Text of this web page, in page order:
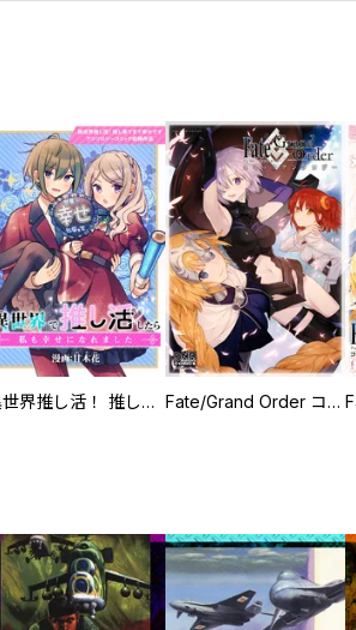
異世界推し活！ 推し事できて幸せですアンソロジーコミック（単話版） Fate/Grand Order コミックアンソロジー